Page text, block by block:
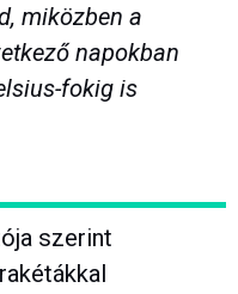
miközben a
napokban
fokig is
szerint